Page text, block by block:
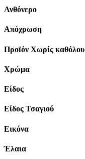
Ανθόνερο
Απόχρωση
Προϊόν Χωρίς καθόλου
Χρώμα
Είδος
Είδος Τσαγιού
Εικόνα
Έλαια